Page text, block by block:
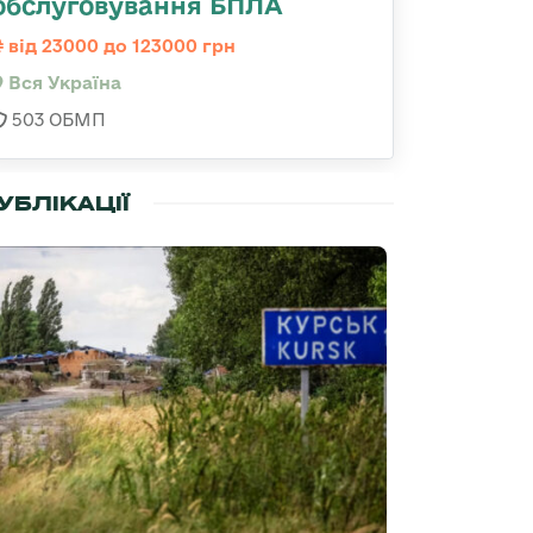
від 23000 до 123000 грн
Вся Україна
503 ОБМП